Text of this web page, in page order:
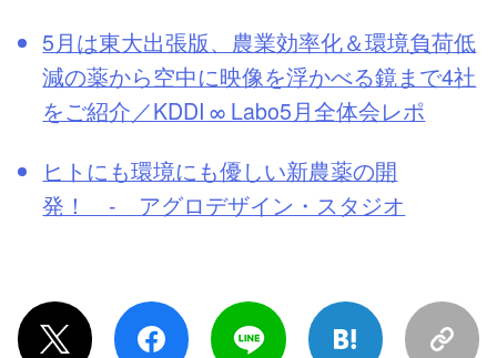
5月は東大出張版、農業効率化＆環境負荷低
減の薬から空中に映像を浮かべる鏡まで4社
をご紹介／KDDI ∞ Labo5月全体会レポ
ヒトにも環境にも優しい新農薬の開
発！ - アグロデザイン・スタジオ